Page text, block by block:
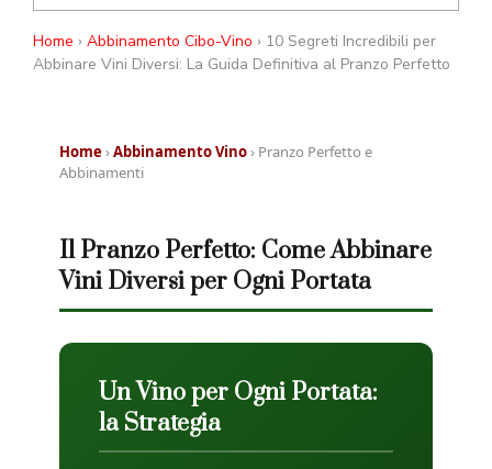
Home › Abbinamento Cibo-Vino › 10 Segreti Incredibili per
Abbinare Vini Diversi: La Guida Definitiva al Pranzo Perfetto
Home›Abbinamento Vino› Pranzo Perfetto e
Abbinamenti
Il Pranzo Perfetto: Come Abbinare
Vini Diversi per Ogni Portata
Un Vino per Ogni Portata:
la Strategia